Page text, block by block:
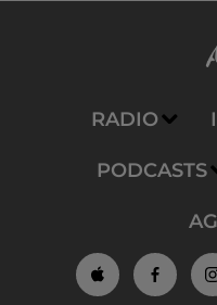
RADIO
PODCASTS